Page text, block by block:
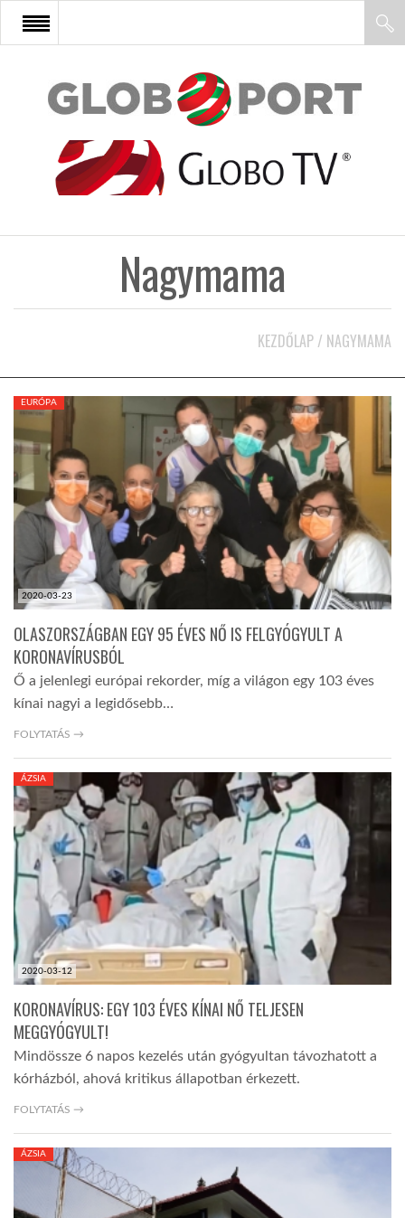
FŐOLDAL
AFRIKA
KÖZEL-KELET
AUSZTRÁLIA
A VILÁG ITTHON
GLOBOTV BP
HÍR3D
TROPICALMAGAZIN
GLOBOTV
AFRIKA TUDÁSTÁR
A NAP SZÉPE
LINKTR.EE
GLOBOZSARU
DOBRAVERO.HU
Nagymama
KEZDŐLAP / NAGYMAMA
2020-03-23
EURÓPA
OLASZORSZÁGBAN EGY 95 ÉVES NŐ IS FELGYÓGYULT A
KORONAVÍRUSBÓL
Ő a jelenlegi európai rekorder, míg a világon egy 103 éves
kínai nagyi a legidősebb…
FOLYTATÁS →
2020-03-12
ÁZSIA
KORONAVÍRUS: EGY 103 ÉVES KÍNAI NŐ TELJESEN
MEGGYÓGYULT!
Mindössze 6 napos kezelés után gyógyultan távozhatott a
kórházból, ahová kritikus állapotban érkezett.
FOLYTATÁS →
ÁZSIA